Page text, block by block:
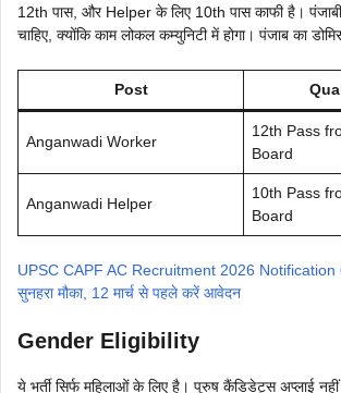
12th पास, और Helper के लिए 10th पास काफी है। पंजाबी
चाहिए, क्योंकि काम लोकल कम्युनिटी में होगा। पंजाब का
Post
Anganwadi Worker
12th Pass
Board
Anganwadi Helper
10th Pass
Board
UPSC CAPF AC Recruitment 2026 Notification
सुनहरा मौका, 12 मार्च से पहले करें आवेदन
Gender Eligibility
ये भर्ती सिर्फ महिलाओं के लिए है। पुरुष कैंडिडेट्स अप्लाई